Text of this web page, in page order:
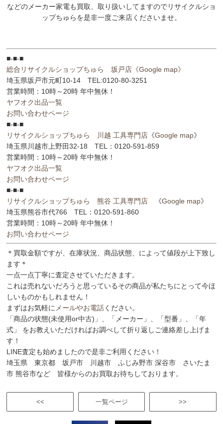
などのメーカー家電も買取、取り扱いしてますのでリサイクルショ
ップちゅらを是非一度ご来店くださいませ。
■-■-■
総合リサイクルショップちゅら 坂戸店 《Google map》
埼玉県坂戸市元町10-14 TEL:0120-80-3251
営業時間：10時～20時 年中無休！
ヤフオク出品一覧
お問い合わせページ
■-■-■
リサイクルショップちゅら 川越 工具専門店 《Google map》
埼玉県川越市上野田32-18 TEL：0120-591-859
営業時間：10時～20時 年中無休！
ヤフオク出品一覧
お問い合わせページ
■-■-■
リサイクルショップちゅら 熊谷 工具専門店 《Google map》
埼玉県熊谷市代766 TEL：0120-591-860
営業時間：10時～20時 年中無休！
お問い合わせページ
＊買取金額ですが、在庫状況、商品状態、によって値段が上下致し
ます＊
一点一点丁寧に査定させていただきます。
これは売れないだろうと思っているその商品が私たちにとって今ほ
しいものかもしれません！
まずはお気軽に メールやお電話ください。
「商品の状態(未使用or中古)」、「メーカー」、「型番」、「年
式」 をお教えいただければお調べして折り返しご連絡差し上げま
す！
LINE査定も始めましたので是非ご利用ください！
埼玉県 東京都 坂戸市 川越市 ふじみ野市 深谷市 さいたま
市 熊谷市など 皆様からのお買取お待ちしております。
<< >>
一覧ページ